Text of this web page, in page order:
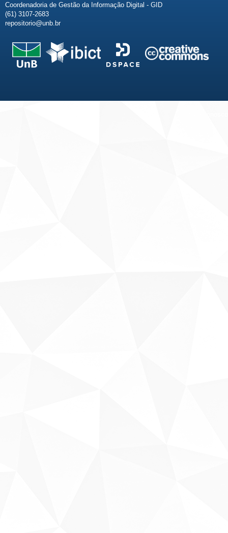
Coordenadoria de Gestão da Informação Digital - GID
(61) 3107-2683
repositorio@unb.br